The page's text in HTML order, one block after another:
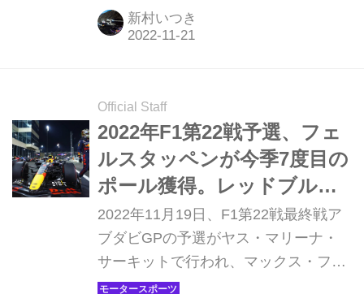
位にフェラーリのシャルル・ルクレー
ル、3位にレッドブルのセルジオ・ペ
ッテルは10位でフィニッシュ。角田裕
毅（アルファタウリ）は11位だった。
新村いつき
Official Staff
2022年F1第22戦予選、フェ
ルスタッペンが今季7度目の
ポール獲得。レッドブルが
フロントロウ独占【アブダ
ビGP予選】
2022年11月19日、F1第22戦最終戦ア
ブダビGPの予選がヤス・マリーナ・
サーキットで行われ、マックス・フェ
ルスタッペン（レッドブル）が今シー